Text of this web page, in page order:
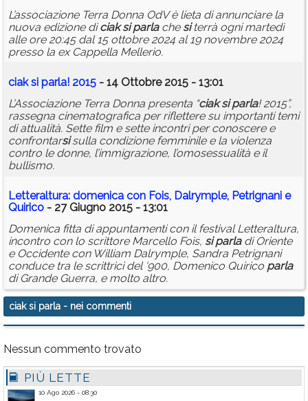
L’associazione Terra Donna OdV è lieta di annunciare la
nuova edizione diciak si parlache siterrà ogni martedì
alle ore 20:45 dal 15 ottobre 2024 al 19 novembre 2024
presso la ex Cappella Mellerio.
ciak si parla! 2015 - 14 Ottobre 2015 - 13:01
L’Associazione Terra Donna presenta “ciak si parla! 2015”,
rassegna cinematografica per riflettere su importanti temi
di attualità. Sette film e sette incontri per conoscere e
confrontarsisulla condizione femminile e la violenza
contro le donne, l’immigrazione, l’omosessualità e il
bullismo.
Letteraltura: domenica con Fois, Dalrymple, Petrignani e
Quirico - 27 Giugno 2015 - 13:01
Domenica fitta di appuntamenti con il festival Letteraltura,
incontro con lo scrittore Marcello Fois, si parladi Oriente
e Occidente con William Dalrymple, Sandra Petrignani
conduce tra le scrittrici del '900, Domenico Quirico parla
di Grande Guerra, e molto altro.
ciak si parla - nei commenti
Nessun commento trovato
PIÙ LETTE
10 Ago 2026 - 08:30